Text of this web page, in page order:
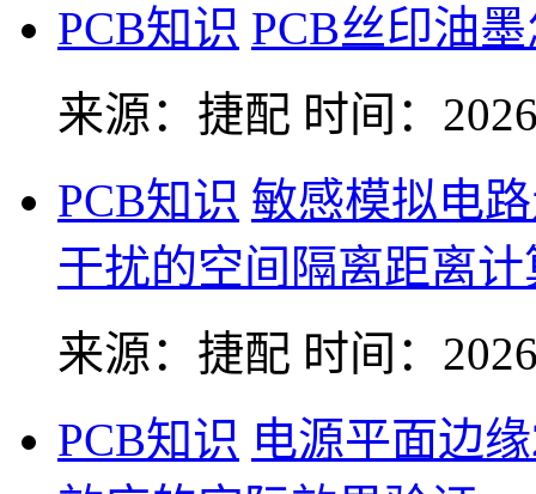
PCB知识 PCB丝印油
来源：捷配 时间：
PCB知识 敏感模拟电
干扰的空间隔离距离计
来源：捷配 时间：
PCB知识 电源平面边